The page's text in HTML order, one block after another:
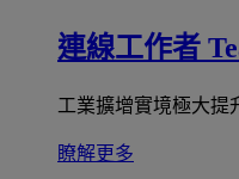
連線工作者
工業擴增實境極大提
瞭解更多